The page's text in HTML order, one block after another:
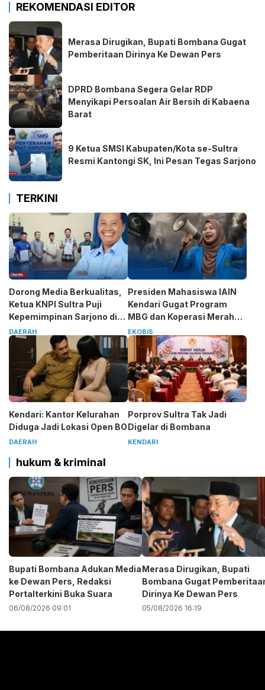
REKOMENDASI EDITOR
Merasa Dirugikan, Bupati Bombana Gugat
Pemberitaan Dirinya Ke Dewan Pers
DPRD Bombana Segera Gelar RDP
Menyikapi Persoalan Air Bersih di Kabaena
Barat
9 Ketua SMSI Kabupaten/Kota se-Sultra
Resmi Kantongi SK, Ini Pesan Tegas Sarjono
TERKINI
Dorong Media Berkualitas,
Ketua KNPI Sultra Puji
Kepemimpinan Sarjono di
SMSI
DAERAH
Presiden Mahasiswa IAIN
Kendari Gugat Program
MBG dan Koperasi Merah
Putih
EKOBIS
Kendari: Kantor Kelurahan
Diduga Jadi Lokasi Open BO
DAERAH
Porprov Sultra Tak Jadi
Digelar di Bombana
KENDARI
hukum & kriminal
Bupati Bombana Adukan Media
ke Dewan Pers, Redaksi
Portalterkini Buka Suara
06/08/2026 09:01
Merasa Dirugikan, Bupati
Bombana Gugat
Dirinya Ke Dewan Pers
05/08/2026 16:19